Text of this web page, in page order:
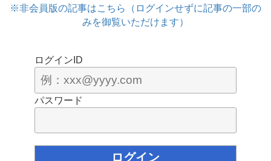
※非会員版の記事はこちら（ログインせずに記事の一部の
みを御覧いただけます）
ログインID
パスワード